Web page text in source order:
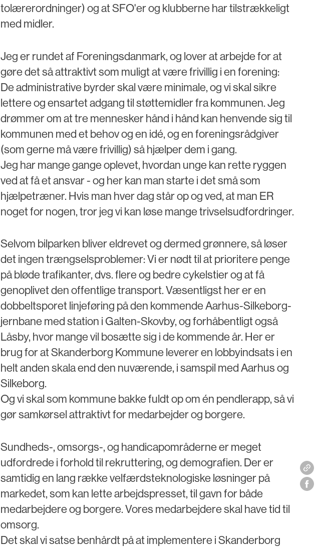
tolærerordninger) og at SFO'er og klubberne har tilstrækkeligt
med midler.
Jeg er rundet af Foreningsdanmark, og lover at arbejde for at
gøre det så attraktivt som muligt at være frivillig i en forening:
De administrative byrder skal være minimale, og vi skal sikre
lettere og ensartet adgang til støttemidler fra kommunen. Jeg
drømmer om at tre mennesker hånd i hånd kan henvende sig til
kommunen med et behov og en idé, og en foreningsrådgiver
(som gerne må være frivillig) så hjælper dem i gang.
Jeg har mange gange oplevet, hvordan unge kan rette ryggen
ved at få et ansvar - og her kan man starte i det små som
hjælpetræner. Hvis man hver dag står op og ved, at man ER
noget for nogen, tror jeg vi kan løse mange trivselsudfordringer.
Selvom bilparken bliver eldrevet og dermed grønnere, så løser
det ingen trængselsproblemer: Vi er nødt til at prioritere penge
på bløde trafikanter, dvs. flere og bedre cykelstier og at få
genoplivet den offentlige transport. Væsentligst her er en
dobbeltsporet linjeføring på den kommende Aarhus-Silkeborg-
jernbane med station i Galten-Skovby, og forhåbentligt også
Låsby, hvor mange vil bosætte sig i de kommende år. Her er
brug for at Skanderborg Kommune leverer en lobbyindsats i en
helt anden skala end den nuværende, i samspil med Aarhus og
Silkeborg.
Og vi skal som kommune bakke fuldt op om én pendlerapp, så vi
gør samkørsel attraktivt for medarbejder og borgere.
Sundheds-, omsorgs-, og handicapområderne er meget
udfordrede i forhold til rekruttering, og demografien. Der er
samtidig en lang række velfærdsteknologiske løsninger på
markedet, som kan lette arbejdspresset, til gavn for både
medarbejdere og borgere. Vores medarbejdere skal have tid til
omsorg.
Det skal vi satse benhårdt på at implementere i Skanderborg